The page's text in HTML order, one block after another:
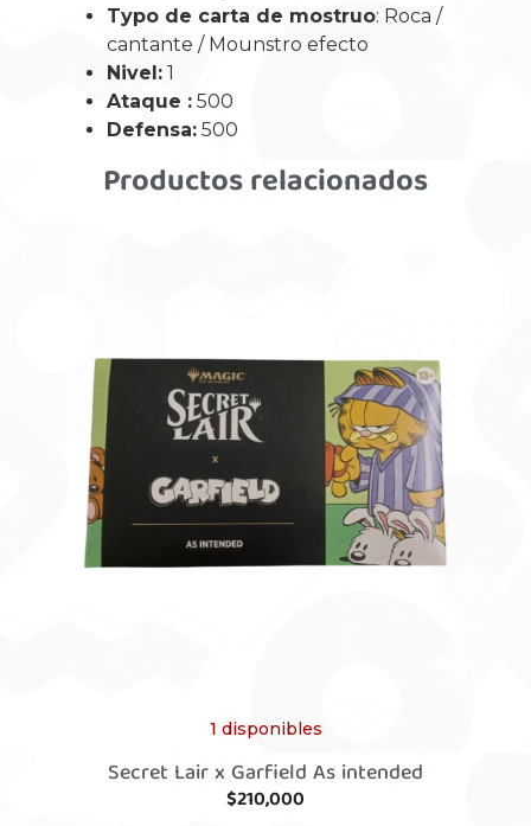
Typo de carta de mostruo: Roca /
cantante / Mounstro efecto
Nivel: 1
Ataque : 500
Defensa: 500
Productos relacionados
1 disponibles
Secret Lair x Garfield As intended
$210,000